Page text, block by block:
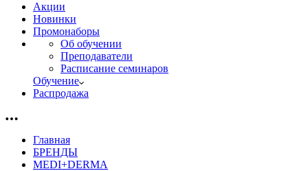
Акции
Новинки
Промонаборы
Об обучении
Преподаватели
Расписание семинаров
Обучение
Распродажа
Главная
БРЕНДЫ
MEDI+DERMA